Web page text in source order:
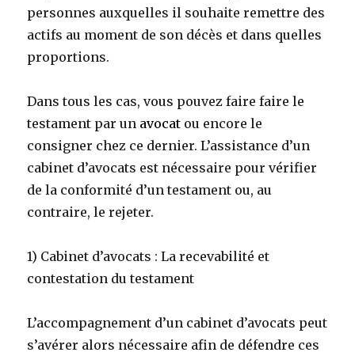
personnes auxquelles il souhaite remettre des
actifs au moment de son décès et dans quelles
proportions.
Dans tous les cas, vous pouvez faire faire le
testament par un avocat ou encore le
consigner chez ce dernier. L’assistance d’un
cabinet d’avocats est nécessaire pour vérifier
de la conformité d’un testament ou, au
contraire, le rejeter.
1) Cabinet d’avocats : La recevabilité et
contestation du testament
L’accompagnement d’un cabinet d’avocats peut
s’avérer alors nécessaire afin de défendre ces